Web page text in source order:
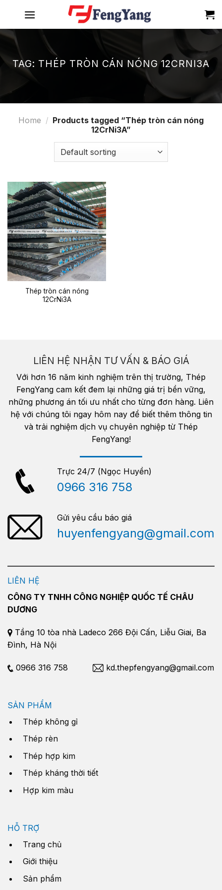
content
TAG: THÉP TRÒN CÁN NÓNG 12CRNI3A
Home / Products tagged “Thép tròn cán nóng
12CrNi3A”
Thép tròn cán nóng
12CrNi3A
LIÊN HỆ NHẬN TƯ VẤN & BÁO GIÁ
Với hơn 16 năm kinh nghiệm trên thị trường, Thép
FengYang cam kết đem lại những giá trị bền vững,
những phương án tối ưu nhất cho từng đơn hàng. Liên
hệ với chúng tôi ngay hôm nay để biết thêm thông tin
và trải nghiệm dịch vụ chuyên nghiệp từ Thép
FengYang!
Trực 24/7 (Ngọc Huyền)
0966 316 758
Gửi yêu cầu báo giá
huyenfengyang@gmail.com
LIÊN HỆ
CÔNG TY TNHH CÔNG NGHIỆP QUỐC TẾ CHÂU
DƯƠNG
Tầng 10 tòa nhà Ladeco 266 Đội Cấn, Liễu Giai, Ba
Đình, Hà Nội
0966 316 758 kd.thepfengyang@gmail.com
SẢN PHẨM
Thép không gỉ
Thép rèn
Thép hợp kim
Thép kháng thời tiết
Hợp kim màu
HỖ TRỢ
Trang chủ
Giới thiệu
Sản phẩm